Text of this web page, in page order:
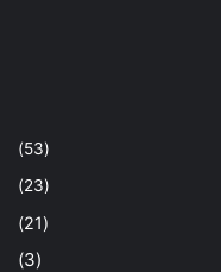
(53)
(23)
(21)
(3)